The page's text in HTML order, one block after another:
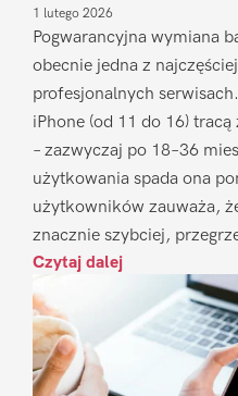
1 lutego 2026
Pogwarancyjna wymiana
obecnie jedna z
profesjonalnych
iPhone (od 11 do 16)
– zazwyczaj po 18–36
użytkowania spada ona
użytkowników zauważa,
znacznie szybciej,
Czytaj dalej